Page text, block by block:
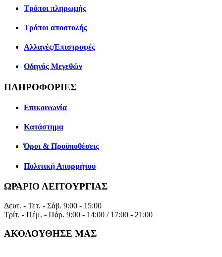
Τρόποι πληρωμής
Τρόποι αποστολής
Αλλαγές/Επιστροφές
Οδηγός Μεγεθών
ΠΛΗΡΟΦΟΡΙΕΣ
Επικοινωνία
Κατάστημα
Όροι & Προϋποθέσεις
Πολιτική Απορρήτου
ΩΡΑΡΙΟ ΛΕΙΤΟΥΡΓΙΑΣ
Δευτ. - Τετ. - Σάβ. 9:00 - 15:00
Τρίτ. - Πέμ. - Πάρ. 9:00 - 14:00 / 17:00 - 21:00
ΑΚΟΛΟΥΘΗΣΕ ΜΑΣ